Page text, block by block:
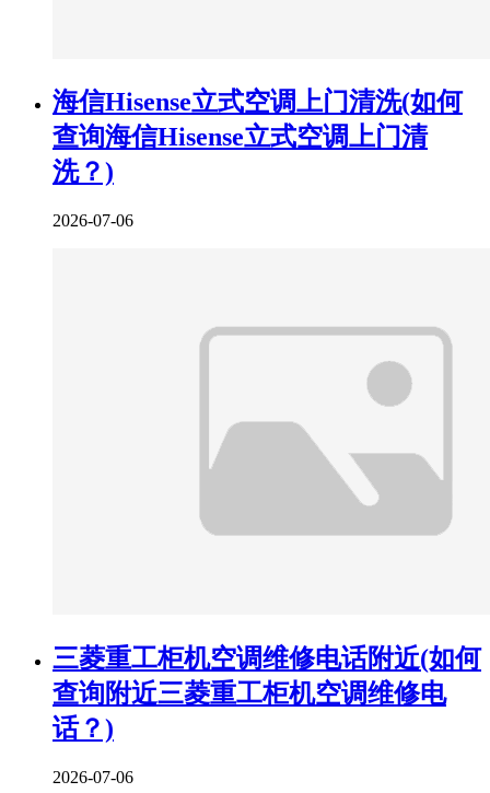
海信Hisense立式空调上门清洗(如何
查询海信Hisense立式空调上门清
洗？)
2026-07-06
三菱重工柜机空调维修电话附近(如何
查询附近三菱重工柜机空调维修电
话？)
2026-07-06